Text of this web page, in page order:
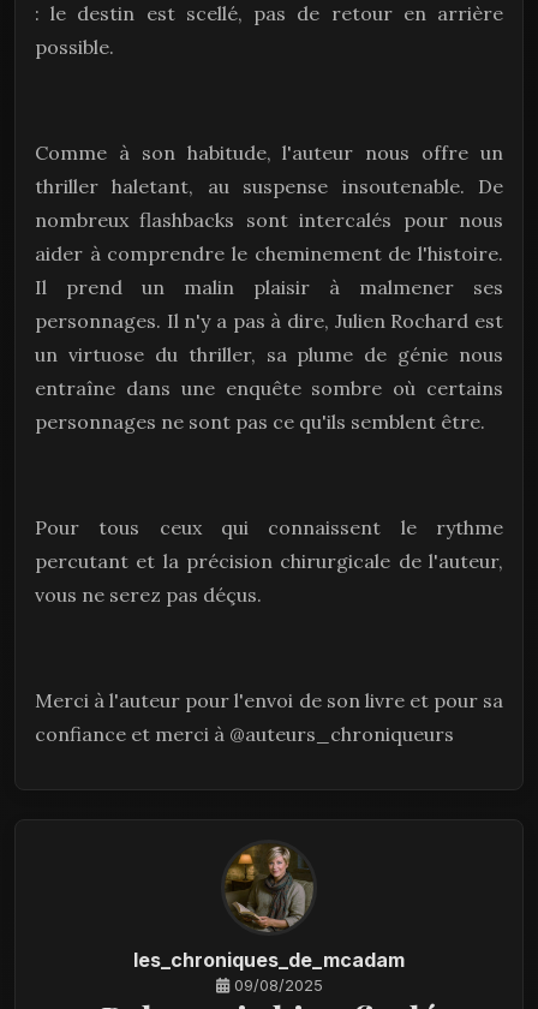
: le destin est scellé, pas de retour en arrière
possible.
Comme à son habitude, l'auteur nous offre un
thriller haletant, au suspense insoutenable. De
nombreux flashbacks sont intercalés pour nous
aider à comprendre le cheminement de l'histoire.
Il prend un malin plaisir à malmener ses
personnages. Il n'y a pas à dire, Julien Rochard est
un virtuose du thriller, sa plume de génie nous
entraîne dans une enquête sombre où certains
personnages ne sont pas ce qu'ils semblent être.
Pour tous ceux qui connaissent le rythme
percutant et la précision chirurgicale de l'auteur,
vous ne serez pas déçus.
Merci à l'auteur pour l'envoi de son livre et pour sa
confiance et merci à @auteurs_chroniqueurs
les_chroniques_de_mcadam
09/08/2025